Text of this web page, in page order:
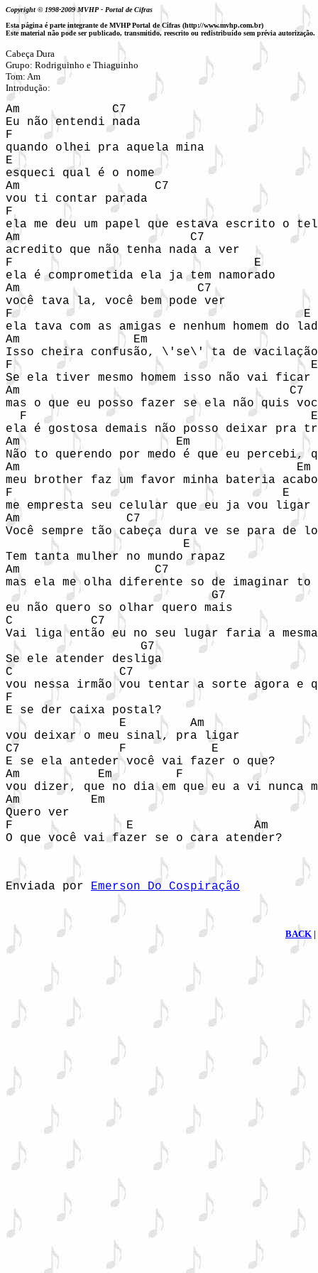
Copyright © 1998-2009 MVHP - Portal de Cifras
Esta página é parte integrante de MVHP Portal de Cifras (http://www.mvhp.com.br)
Este material não pode ser publicado, transmitido, reescrito ou redistribuído sem prévia autorização.
Cabeça Dura
Grupo: Rodriguinho e Thiaguinho
Tom: Am
Introdução:
Am             C7
Eu não entendi nada
F
quando olhei pra aquela mina
E
esqueci qual é o nome
Am                   C7
vou ti contar parada
F
ela me deu um papel que estava escrito o
Am                        C7
acredito que não tenha nada a ver
F                                  E
ela é comprometida ela ja tem namorado
Am                         C7
você tava la, você bem pode ver
F                                         E
ela tava com as amigas e nenhum homem do
Am                Em
Isso cheira confusão, \'se\' ta de vacilação
F                                          E
Se ela tiver mesmo homem isso não vai ficar
Am                                      C7
mas o que eu posso fazer se ela não quis
  F                                        E
ela é gostosa demais não posso deixar pra
Am                      Em
Não to querendo por medo é que eu percebi,
Am                                       Em
meu brother faz um favor minha bateria
F                                      E
me empresta seu celular que eu ja vou ligar
Am               C7
Você sempre tão cabeça dura ve se para de
                         E
Tem tanta mulher no mundo rapaz
Am                   C7
mas ela me olha diferente so de imaginar to
                             G7
eu não quero so olhar quero mais
C           C7
Vai liga então eu no seu lugar faria a
                   G7
Se ele atender desliga
C               C7
vou nessa irmão vou tentar a sorte agora
F
E se der caixa postal?
                E         Am
vou deixar o meu sinal, pra ligar
C7              F
E se ela anteder você vai fazer o que?
Am           Em         F
vou dizer, que no dia em que eu a vi nunca
Am          Em
Quero ver
F                E                 Am
O que você vai fazer se o cara atender?
Enviada por Emerson Do Cospiração
BACK |